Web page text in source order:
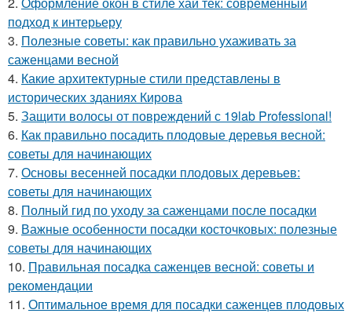
подход к интерьеру
3. Полезные советы: как правильно ухаживать за
саженцами весной
4. Какие архитектурные стили представлены в
исторических зданиях Кирова
5. Защити волосы от повреждений с 19lab Professional!
6. Как правильно посадить плодовые деревья весной:
советы для начинающих
7. Основы весенней посадки плодовых деревьев:
советы для начинающих
8. Полный гид по уходу за саженцами после посадки
9. Важные особенности посадки косточковых: полезные
советы для начинающих
10. Правильная посадка саженцев весной: советы и
рекомендации
11. Оптимальное время для посадки саженцев плодовых